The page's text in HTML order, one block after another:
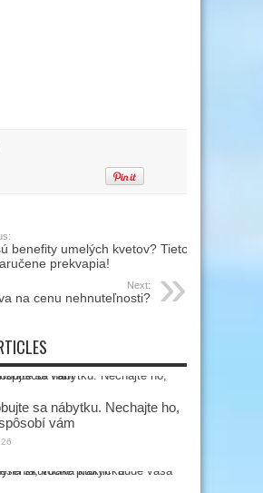
benefity umelých kvetov? Tieto
prekvapia!
Next:
na cenu nehnuteľnosti?
sa nábytku. Nechajte ho,
vám